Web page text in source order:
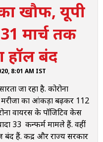
और सिनेमा हाल रहेंगे बंद
की पुष्टि
रखने के आदेश
केंद्र में नमूने इकट्ठा
खौफ, यूपी
मार्च तक
हॉल बंद
8:01 AM IST
जा रहा है. कोरोना
का आंकड़ा बढ़कर 112
वायरस के पॉजिटिव केस
33 कन्फर्म मामले हैं. वहीं
बंद हैं. केंद्र और राज्य सरकारें